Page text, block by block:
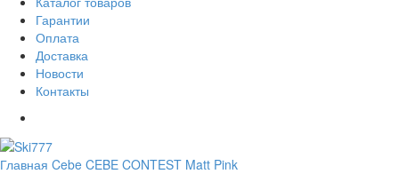
Гарантии
Оплата
Доставка
Новости
Контакты
Главная Cebe CEBE CONTEST Matt Pink